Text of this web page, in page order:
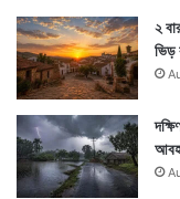
বিশেষজ্ঞদের মতে
পেট্রোল ও ডিজেলে
পাওয়ার কথা
সংস্থার সাহায্য নিয়ে
২
ভিড়